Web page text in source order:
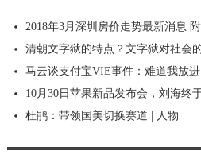
2018年3月深圳房价走势最新消息
清朝文字狱的特点？文字狱对社会
马云谈支付宝VIE事件：难道我放
10月30日苹果新品发布会，刘海终
杜鹃：带领国美切换赛道 | 人物